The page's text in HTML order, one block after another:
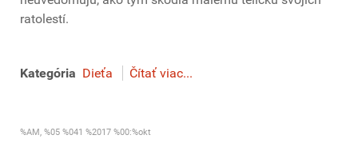
ratolestí.
Kategória Dieťa Čítať viac...
%AM, %05 %041 %2017 %00:%okt